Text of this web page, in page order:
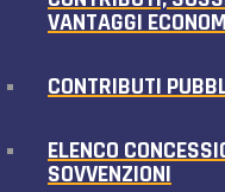
VANTAGGI
CONTRIBUTI
ELENCO
SOVVENZIONI